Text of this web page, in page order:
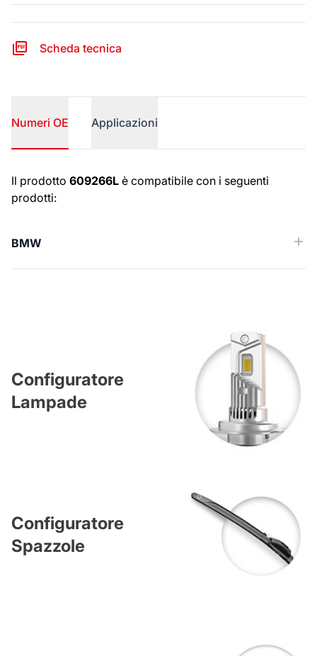
Scheda tecnica
Numeri OE Applicazioni
Numeri OE
Il prodotto 609266L è compatibile con i seguenti
prodotti:
BMW
Configuratore
Lampade
Configuratore
Spazzole